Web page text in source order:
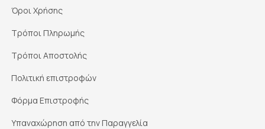
Όροι Χρήσης
Τρόποι Πληρωμής
Τρόποι Αποστολής
Πολιτική επιστροφών
Φόρμα Επιστροφής
Υπαναχώρηση από την Παραγγελία